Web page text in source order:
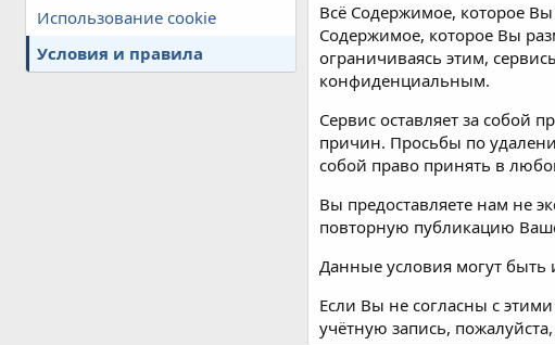
Использование cookie
Условия и правила
Всё Содержимое, которое
Содержимое, которое Вы
ограничиваясь этим,
конфиденциальным.
Сервис оставляет за собой
причин. Просьбы по
собой право принять в
Вы предоставляете нам не
повторную публикацию
Данные условия могут
Если Вы не согласны с
учётную запись,